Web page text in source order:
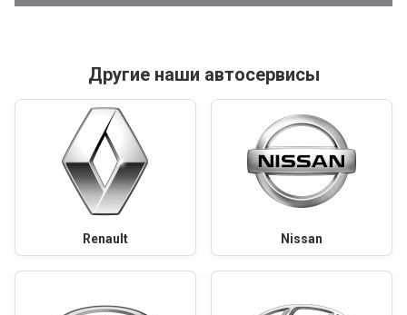
Другие наши автосервисы
Renault Nissan